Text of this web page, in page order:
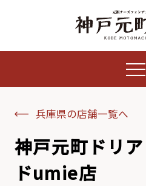
兵庫県の店舗一覧へ
神戸元町ドリ
ドumie店